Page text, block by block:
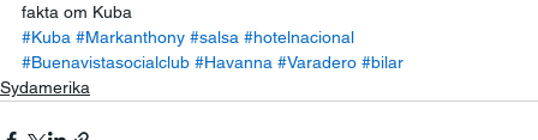
fakta om Kuba
#Kuba #Markanthony #salsa #hotelnacional
#Buenavistasocialclub #Havanna #Varadero #bilar
Sydamerika